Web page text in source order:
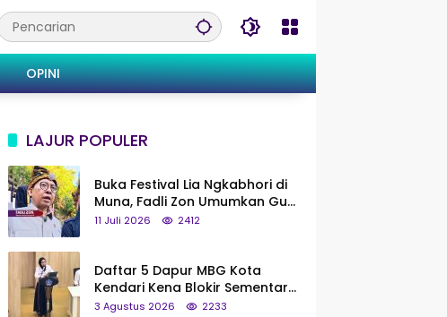
OPINI
LAJUR POPULER
Buka Festival Lia Ngkabhori di
Muna, Fadli Zon Umumkan Gua
Metanduno Segera Naik Status
11 Juli 2026 2412
Daftar 5 Dapur MBG Kota
Kendari Kena Blokir Sementara
dari Pusat
3 Agustus 2026 2233